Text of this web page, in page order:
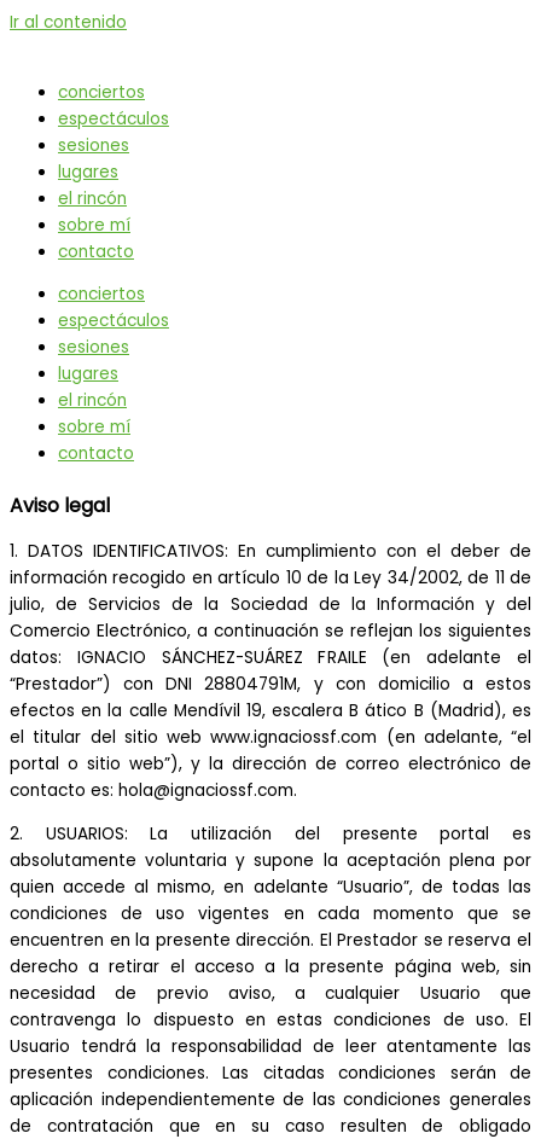
Ir al contenido
conciertos
espectáculos
sesiones
lugares
el rincón
sobre mí
contacto
conciertos
espectáculos
sesiones
lugares
el rincón
sobre mí
contacto
Aviso legal
1. DATOS IDENTIFICATIVOS: En cumplimiento con el deber de
información recogido en artículo 10 de la Ley 34/2002, de 11 de
julio, de Servicios de la Sociedad de la Información y del
Comercio Electrónico, a continuación se reflejan los siguientes
datos: IGNACIO SÁNCHEZ-SUÁREZ FRAILE (en adelante el
“Prestador”) con DNI 28804791M, y con domicilio a estos
efectos en la calle Mendívil 19, escalera B ático B (Madrid), es
el titular del sitio web www.ignaciossf.com (en adelante, “el
portal o sitio web”), y la dirección de correo electrónico de
contacto es: hola@ignaciossf.com.
2. USUARIOS: La utilización del presente portal es
absolutamente voluntaria y supone la aceptación plena por
quien accede al mismo, en adelante “Usuario”, de todas las
condiciones de uso vigentes en cada momento que se
encuentren en la presente dirección. El Prestador se reserva el
derecho a retirar el acceso a la presente página web, sin
necesidad de previo aviso, a cualquier Usuario que
contravenga lo dispuesto en estas condiciones de uso. El
Usuario tendrá la responsabilidad de leer atentamente las
presentes condiciones. Las citadas condiciones serán de
aplicación independientemente de las condiciones generales
de contratación que en su caso resulten de obligado